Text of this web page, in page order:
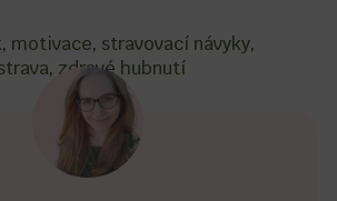
, motivace, stravovací návyky,
, zdravé hubnutí